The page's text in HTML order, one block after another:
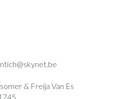
skynet.be
& Freija Van Es